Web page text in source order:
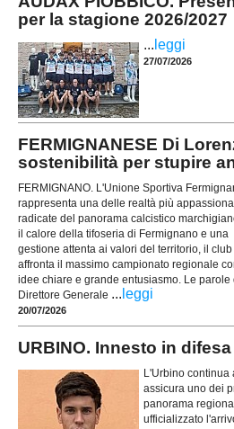
per la stagione 2026/2027
... leggi
27/07/2026
FERMIGNANESE Di
sostenibilità per stupire
FERMIGNANO. L'Unione Sportiva
rappresenta una delle realtà più
radicate del panorama calcistico
il calore della tifoseria di Fermignano e una
gestione attenta ai valori del territorio, il club
affronta il massimo campionato regionale
idee chiare e grande entusiasmo. Le parole
Direttore Generale ... leggi
20/07/2026
URBINO. Innesto in difesa
L'Urbino continua
assicura uno dei
panorama
ufficializzato